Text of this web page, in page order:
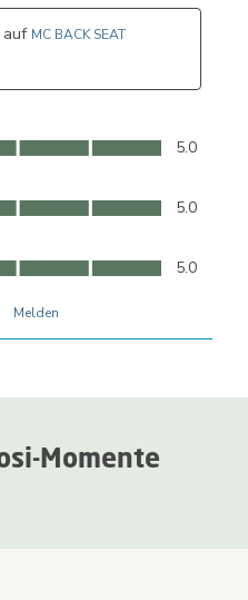
Momente
auf MC BACK SEAT
5.0
5
5.0
5.0
Melden